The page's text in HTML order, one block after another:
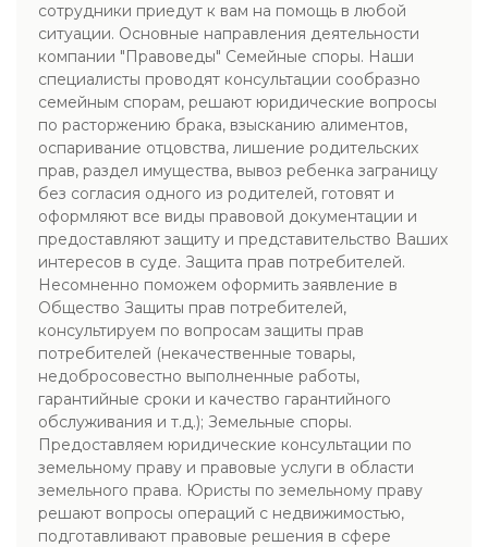
сотрудники приедут к вам на помощь в любой
ситуации. Основные направления деятельности
компании "Правоведы" Семейные споры. Наши
специалисты проводят консультации сообразно
семейным спорам, решают юридические вопросы
по расторжению брака, взысканию алиментов,
оспаривание отцовства, лишение родительских
прав, раздел имущества, вывоз ребенка заграницу
без согласия одного из родителей, готовят и
оформляют все виды правовой документации и
предоставляют защиту и представительство Ваших
интересов в суде. Защита прав потребителей.
Несомненно поможем оформить заявление в
Общество Защиты прав потребителей,
консультируем по вопросам защиты прав
потребителей (некачественные товары,
недобросовестно выполненные работы,
гарантийные сроки и качество гарантийного
обслуживания и т.д.); Земельные споры.
Предоставляем юридические консультации по
земельному праву и правовые услуги в области
земельного права. Юристы по земельному праву
решают вопросы операций с недвижимостью,
подготавливают правовые решения в сфере